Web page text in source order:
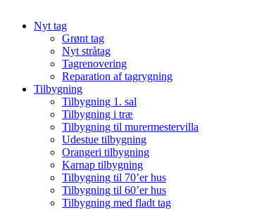
Nyt tag
Grønt tag
Nyt stråtag
Tagrenovering
Reparation af tagrygning
Tilbygning
Tilbygning 1. sal
Tilbygning i træ
Tilbygning til murermestervilla
Udestue tilbygning
Orangeri tilbygning
Karnap tilbygning
Tilbygning til 70’er hus
Tilbygning til 60’er hus
Tilbygning med fladt tag